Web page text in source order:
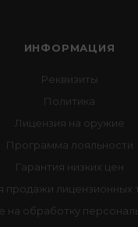
ИНФОРМАЦИЯ
Реквизиты
Политика
Лицензия на оружие
Программа лояльности
Гарантия низких цен
продажи лицензионных
на обработку